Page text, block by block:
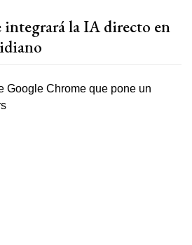
integrará la IA directo en